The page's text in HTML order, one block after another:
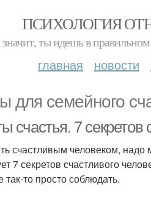
ПСИХОЛОГИЯ
значит, ты идешь в
главная новости
для семейного
счастья. 7 секретов
счастливым человеком,
7 секретов счастливого
так-то просто соблюдать.